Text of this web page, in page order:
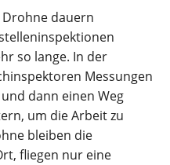
Drohne dauern
so lange. In der
Messungen
dann einen Weg
um die Arbeit zu
bleiben die
fliegen nur eine